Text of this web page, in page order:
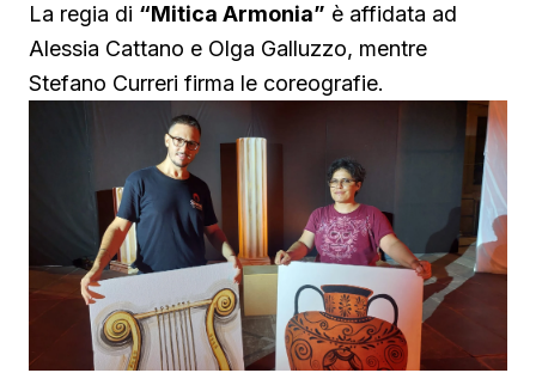
La regia di “Mitica Armonia” è affidata ad
Alessia Cattano e Olga Galluzzo, mentre
Stefano Curreri firma le coreografie.